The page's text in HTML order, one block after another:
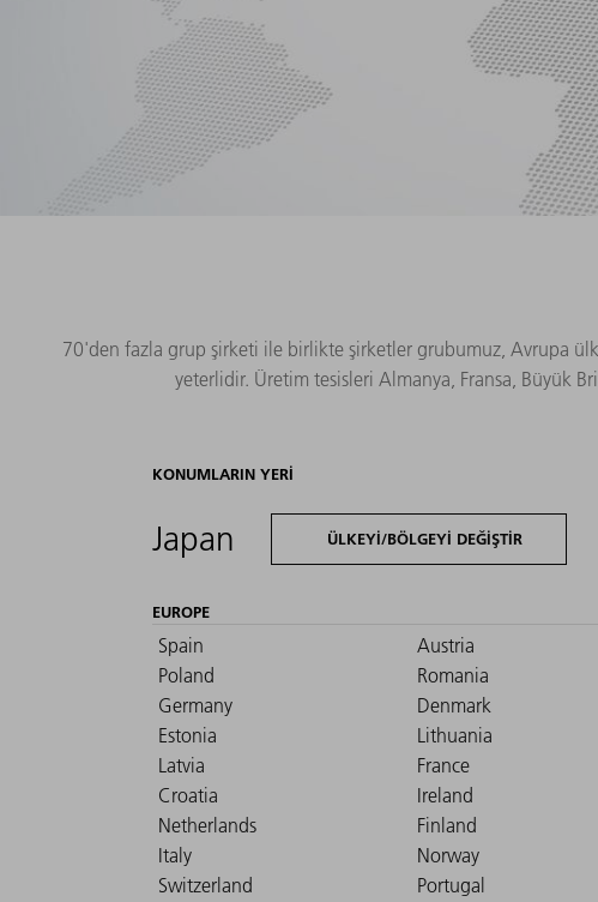
70'den fazla grup şirketi ile birlikte şirketler grubumuz, Avrupa
yeterlidir. Üretim tesisleri Almanya, Fransa, Büyük
KONUMLARIN YERI
Japan ÜLKEYI/BÖLGEYI DEĞIŞTIR
EUROPE
Spain
Austria
Poland
Romania
Germany
Denmark
Estonia
Lithuania
Latvia
France
Croatia
Ireland
Netherlands
Finland
Italy
Norway
Switzerland
Portugal